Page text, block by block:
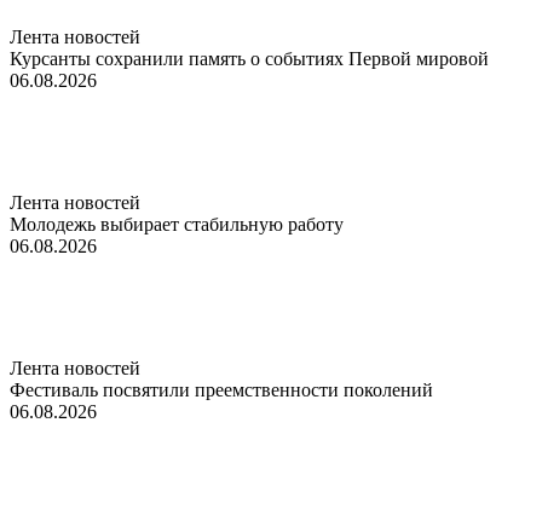
Лента новостей
Курсанты сохранили память о событиях Первой мировой
06.08.2026
Лента новостей
Молодежь выбирает стабильную работу
06.08.2026
Лента новостей
Фестиваль посвятили преемственности поколений
06.08.2026